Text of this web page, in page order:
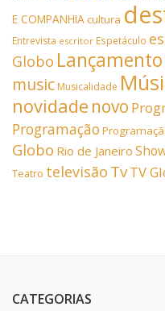
E COMPANHIAcultura
Entrevista escritor Espetáculo
Globo Lançamento
music Musicalidade
novidade novo
Programação
Globo Rio de Janeiro
Teatro televisão TvTV
CATEGORIAS